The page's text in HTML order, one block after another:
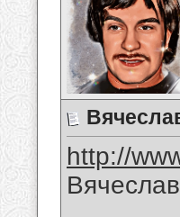
http://